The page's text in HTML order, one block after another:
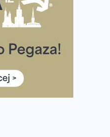
uczestników
– praktyczny
treningi wystarczą? Jak
Nocny Portowy Maraton
co warto wiedzieć